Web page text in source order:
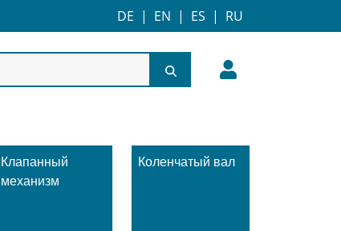
DE | EN | ES | RU
Клапанный
механизм
Коленчатый вал